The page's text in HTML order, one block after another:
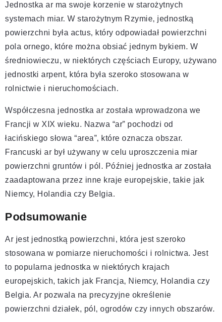
Jednostka ar ma swoje korzenie w starożytnych
systemach miar. W starożytnym Rzymie, jednostką
powierzchni była actus, który odpowiadał powierzchni
pola ornego, które można obsiać jednym bykiem. W
średniowieczu, w niektórych częściach Europy, używano
jednostki arpent, która była szeroko stosowana w
rolnictwie i nieruchomościach.
Współczesna jednostka ar została wprowadzona we
Francji w XIX wieku. Nazwa “ar” pochodzi od
łacińskiego słowa “area”, które oznacza obszar.
Francuski ar był używany w celu uproszczenia miar
powierzchni gruntów i pól. Później jednostka ar została
zaadaptowana przez inne kraje europejskie, takie jak
Niemcy, Holandia czy Belgia.
Podsumowanie
Ar jest jednostką powierzchni, która jest szeroko
stosowana w pomiarze nieruchomości i rolnictwa. Jest
to popularna jednostka w niektórych krajach
europejskich, takich jak Francja, Niemcy, Holandia czy
Belgia. Ar pozwala na precyzyjne określenie
powierzchni działek, pól, ogrodów czy innych obszarów.